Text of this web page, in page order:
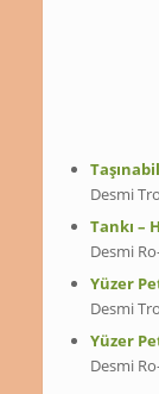
Desmi
Tankı –
Desmi
Yüzer
Desmi
Yüzer
Desmi